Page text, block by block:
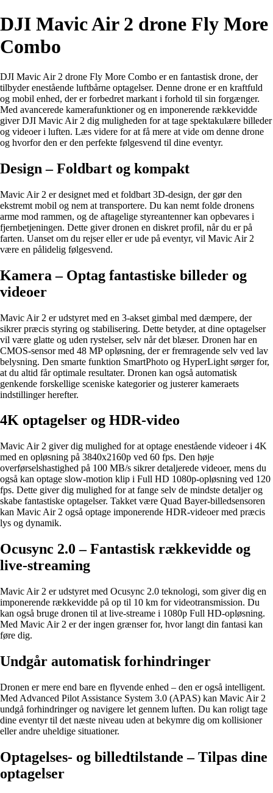
DJI Mavic Air 2 drone Fly More
Combo
DJI Mavic Air 2 drone Fly More Combo er en fantastisk drone, der
tilbyder enestående luftbårne optagelser. Denne drone er en kraftfuld
og mobil enhed, der er forbedret markant i forhold til sin forgænger.
Med avancerede kamerafunktioner og en imponerende rækkevidde
giver DJI Mavic Air 2 dig muligheden for at tage spektakulære billeder
og videoer i luften. Læs videre for at få mere at vide om denne drone
og hvorfor den er den perfekte følgesvend til dine eventyr.
Design – Foldbart og kompakt
Mavic Air 2 er designet med et foldbart 3D-design, der gør den
ekstremt mobil og nem at transportere. Du kan nemt folde dronens
arme mod rammen, og de aftagelige styreantenner kan opbevares i
fjernbetjeningen. Dette giver dronen en diskret profil, når du er på
farten. Uanset om du rejser eller er ude på eventyr, vil Mavic Air 2
være en pålidelig følgesvend.
Kamera – Optag fantastiske billeder og
videoer
Mavic Air 2 er udstyret med en 3-akset gimbal med dæmpere, der
sikrer præcis styring og stabilisering. Dette betyder, at dine optagelser
vil være glatte og uden rystelser, selv når det blæser. Dronen har en
CMOS-sensor med 48 MP opløsning, der er fremragende selv ved lav
belysning. Den smarte funktion SmartPhoto og HyperLight sørger for,
at du altid får optimale resultater. Dronen kan også automatisk
genkende forskellige sceniske kategorier og justerer kameraets
indstillinger herefter.
4K optagelser og HDR-video
Mavic Air 2 giver dig mulighed for at optage enestående videoer i 4K
med en opløsning på 3840x2160p ved 60 fps. Den høje
overførselshastighed på 100 MB/s sikrer detaljerede videoer, mens du
også kan optage slow-motion klip i Full HD 1080p-opløsning ved 120
fps. Dette giver dig mulighed for at fange selv de mindste detaljer og
skabe fantastiske optagelser. Takket være Quad Bayer-billedsensoren
kan Mavic Air 2 også optage imponerende HDR-videoer med præcis
lys og dynamik.
Ocusync 2.0 – Fantastisk rækkevidde og
live-streaming
Mavic Air 2 er udstyret med Ocusync 2.0 teknologi, som giver dig en
imponerende rækkevidde på op til 10 km for videotransmission. Du
kan også bruge dronen til at live-streame i 1080p Full HD-opløsning.
Med Mavic Air 2 er der ingen grænser for, hvor langt din fantasi kan
føre dig.
Undgår automatisk forhindringer
Dronen er mere end bare en flyvende enhed – den er også intelligent.
Med Advanced Pilot Assistance System 3.0 (APAS) kan Mavic Air 2
undgå forhindringer og navigere let gennem luften. Du kan roligt tage
dine eventyr til det næste niveau uden at bekymre dig om kollisioner
eller andre uheldige situationer.
Optagelses- og billedtilstande – Tilpas dine
optagelser